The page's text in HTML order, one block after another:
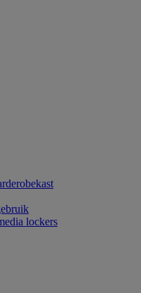
lockers